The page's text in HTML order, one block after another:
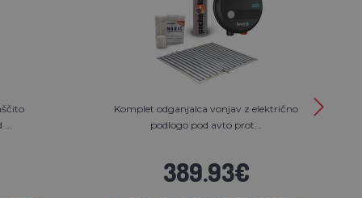
Komplet odganjalca vonjav z električno
podlogo pod avto prot...
389.93€